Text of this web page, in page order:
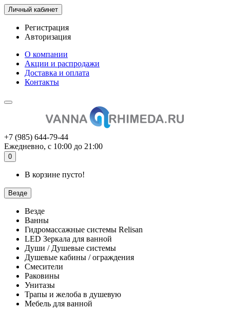
Личный кабинет
Регистрация
Авторизация
О компании
Акции и распродажи
Доставка и оплата
Контакты
+7 (985) 644-79-44
Ежедневно, с 10:00 до 21:00
0
В корзине пусто!
Везде
Везде
Ванны
Гидромассажные системы Relisan
LED Зеркала для ванной
Души / Душевые системы
Душевые кабины / ограждения
Смесители
Раковины
Унитазы
Трапы и желоба в душевую
Мебель для ванной